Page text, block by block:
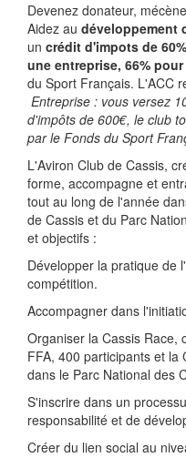
Devenez donateur,
Aidez au développement
un crédit d'impots de
une entreprise, 66%
du Sport Français. L'ACC
Entreprise : vous versez
d'impôts de 600€, le club
par le Fonds du Sport
L'Aviron Club de Cassis,
forme, accompagne et
tout au long de l'année
de Cassis et du Parc
et objectifs :
Développer la pratique de
compétition.
Accompagner dans
Organiser la Cassis Race,
FFA, 400 participants et la
dans le Parc National des
S'inscrire dans un
responsabilité et de
Créer du lien social au